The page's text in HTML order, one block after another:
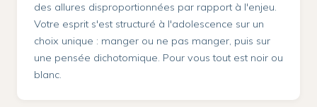
des allures disproportionnées par rapport à l'enjeu.
Votre esprit s'est structuré à l'adolescence sur un
choix unique : manger ou ne pas manger, puis sur
une pensée dichotomique. Pour vous tout est noir ou
blanc.